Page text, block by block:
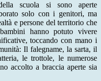
scuola si sono aperte
solo con i genitori, ma
e persone del territorio che
hanno potuto vivere
toccando con mano i
​Il falegname, la sarta, il
le trottole, ​le numerose
accolto a braccia aperte sia